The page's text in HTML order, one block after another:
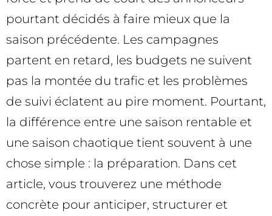
pourtant décidés à faire mieux que la
saison précédente. Les campagnes
partent en retard, les budgets ne suivent
pas la montée du trafic et les problèmes
de suivi éclatent au pire moment. Pourtant,
la différence entre une saison rentable et
une saison chaotique tient souvent à une
chose simple : la préparation. Dans cet
article, vous trouverez une méthode
concrète pour anticiper, structurer et